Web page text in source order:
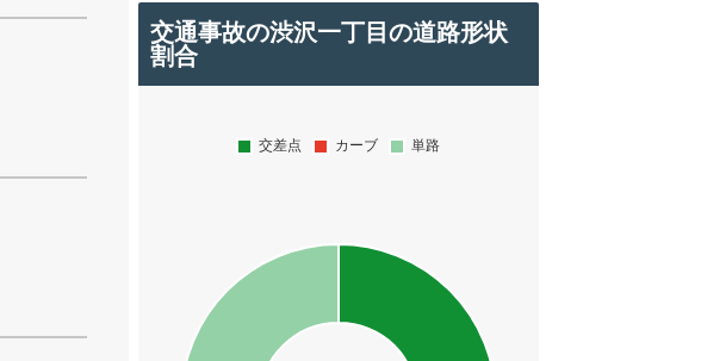
交通事故の渋沢一丁目の道路形状
割合